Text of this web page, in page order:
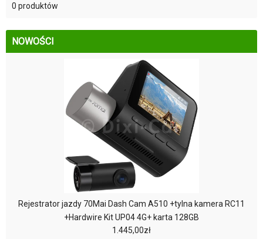
0 produktów
NOWOŚCI
Rejestrator jazdy 70Mai Dash Cam A510 +tylna kamera RC11
+Hardwire Kit UP04 4G+ karta 128GB
1.445,00zł